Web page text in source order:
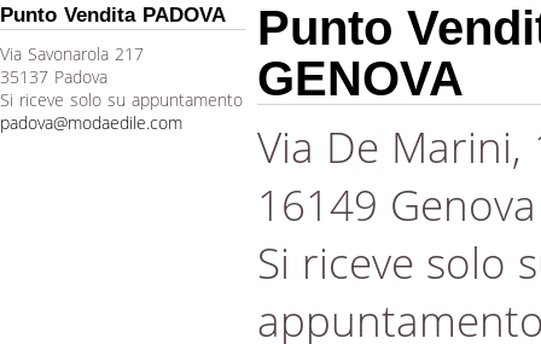
Punto Vendita PADOVA
Via Savonarola 217
35137 Padova
Si riceve solo su appuntamento
padova@modaedile.com
Punto
GENOVA
Via De Marini,
16149 Genova
Si riceve solo